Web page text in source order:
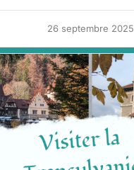
26 septembre 2025